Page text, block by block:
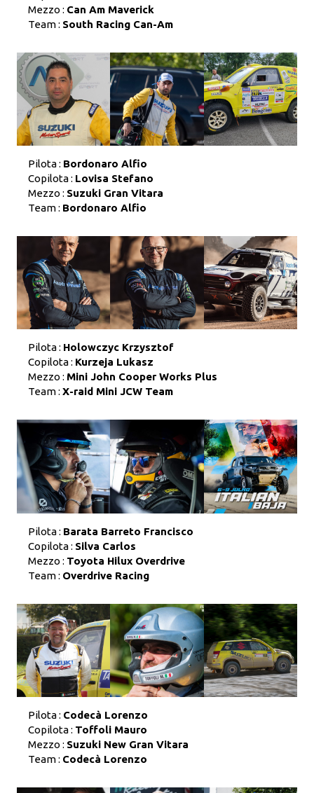
Mezzo : Can Am Maverick
Team : South Racing Can-Am
Pilota : Bordonaro Alfio
Copilota : Lovisa Stefano
Mezzo : Suzuki Gran Vitara
Team : Bordonaro Alfio
Pilota : Holowczyc Krzysztof
Copilota : Kurzeja Lukasz
Mezzo : Mini John Cooper Works Plus
Team : X-raid Mini JCW Team
Pilota : Barata Barreto Francisco
Copilota : Silva Carlos
Mezzo : Toyota Hilux Overdrive
Team : Overdrive Racing
Pilota : Codecà Lorenzo
Copilota : Toffoli Mauro
Mezzo : Suzuki New Gran Vitara
Team : Codecà Lorenzo